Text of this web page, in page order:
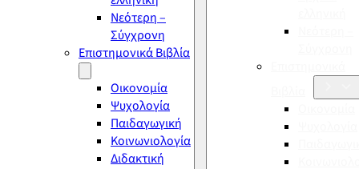
Νεότερη –
Σύγχρονη
Επιστημονικά Βιβλία
Οικονομία
Ψυχολογία
Παιδαγωγική
Κοινωνιολογία
Διδακτική